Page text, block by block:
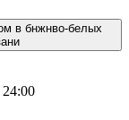
24:00